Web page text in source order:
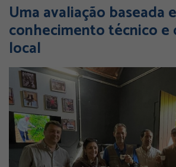
Uma avaliação baseada
conhecimento técnico e
local